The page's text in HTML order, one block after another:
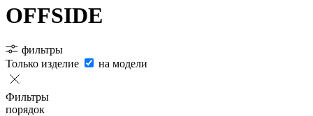
OFFSIDE
фильтры
Только изделие
на модели
Фильтры
порядок